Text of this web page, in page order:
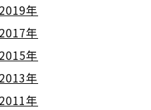
2019年
2017年
2015年
2013年
2011年